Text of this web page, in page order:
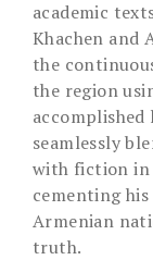
academic
Khachen and
the
the region
seamlessly
with fiction in
cementing
Armenian
truth.